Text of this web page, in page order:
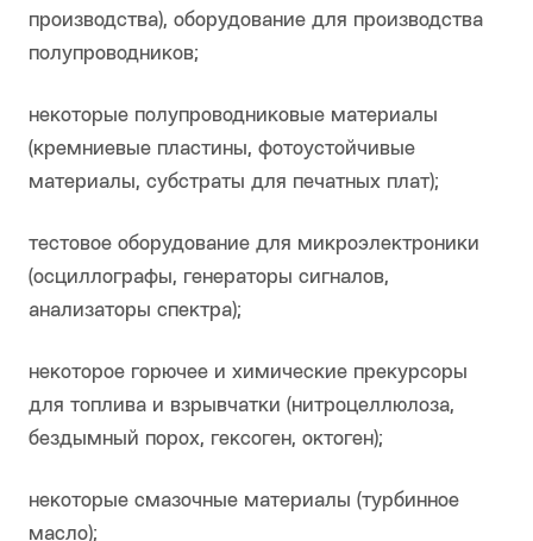
производства), оборудование для производства
полупроводников;
некоторые полупроводниковые материалы
(кремниевые пластины, фотоустойчивые
материалы, субстраты для печатных плат);
тестовое оборудование для микроэлектроники
(осциллографы, генераторы сигналов,
анализаторы спектра);
некоторое горючее и химические прекурсоры
для топлива и взрывчатки (нитроцеллюлоза,
бездымный порох, гексоген, октоген);
некоторые смазочные материалы (турбинное
масло);